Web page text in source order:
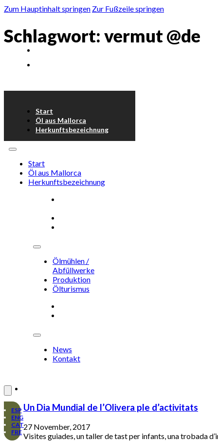
Zum Hauptinhalt springen Zur Fußzeile springen
Start
Öl aus Mallorca
Herkunftsbezeichnung
Start
Öl aus Mallorca
Herkunftsbezeichnung
Ölmühlen /
Abfüllwerke
Produktion
Ölturismus
News
Kontakt
ESP
ENG
CAT
FRE
Schlagwort: vermut @de
Un Dia Mundial de l’Olivera ple d’activitats
27 November, 2017
Visites guiades, un taller de tast per infants, una trobada